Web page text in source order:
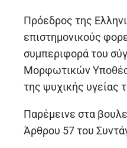
Πρόεδρος της
επιστημονικούς
συμπεριφορά του
Μορφωτικών
της ψυχικής υγείας
Παρέμεινε στα
Άρθρου 57 του